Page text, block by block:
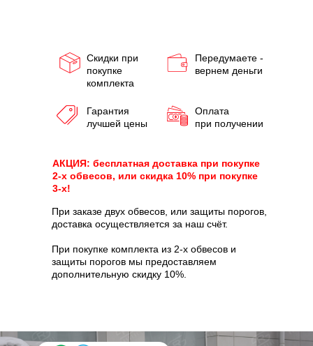
Скидки при
покупке
комплекта
Передумаете -
вернем деньги
Гарантия
лучшей цены
Оплата
при получении
АКЦИЯ: бесплатная доставка при покупке
2-х обвесов, или скидка 10% при покупке
3-х!
При заказе двух обвесов, или защиты порогов,
доставка осуществляется за наш счёт.
При покупке комплекта из 2-х обвесов и
защиты порогов мы предоставляем
дополнительную скидку 10%.